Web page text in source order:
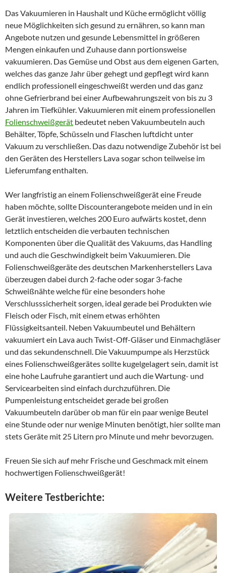
Das Vakuumieren in Haushalt und Küche ermöglicht völlig
neue Möglichkeiten sich gesund zu ernähren, so kann man
Angebote nutzen und gesunde Lebensmittel in größeren
Mengen einkaufen und Zuhause dann portionsweise
vakuumieren. Das Gemüse und Obst aus dem eigenen Garten,
welches das ganze Jahr über gehegt und gepflegt wird kann
endlich professionell eingeschweißt werden und das ganz
ohne Gefrierbrand bei einer Aufbewahrungszeit von bis zu 3
Jahren im Tiefkühler. Vakuumieren mit einem professionellen
Folienschweißgerät bedeutet neben Vakuumbeuteln auch
Behälter, Töpfe, Schüsseln und Flaschen luftdicht unter
Vakuum zu verschließen. Das dazu notwendige Zubehör ist bei
den Geräten des Herstellers Lava sogar schon teilweise im
Lieferumfang enthalten.
Wer langfristig an einem Folienschweißgerät eine Freude
haben möchte, sollte Discounterangebote meiden und in ein
Gerät investieren, welches 200 Euro aufwärts kostet, denn
letztlich entscheiden die verbauten technischen
Komponenten über die Qualität des Vakuums, das Handling
und auch die Geschwindigkeit beim Vakuumieren. Die
Folienschweißgeräte des deutschen Markenherstellers Lava
überzeugen dabei durch 2-fache oder sogar 3-fache
Schweißnähte welche für eine besonders hohe
Verschlusssicherheit sorgen, ideal gerade bei Produkten wie
Fleisch oder Fisch, mit einem etwas erhöhten
Flüssigkeitsanteil. Neben Vakuumbeutel und Behältern
vakuumiert ein Lava auch Twist-Off-Gläser und Einmachgläser
und das sekundenschnell. Die Vakuumpumpe als Herzstück
eines Folienschweißgerätes sollte kugelgelagert sein, damit ist
eine hohe Laufruhe garantiert und auch die Wartung- und
Servicearbeiten sind einfach durchzuführen. Die
Pumpenleistung entscheidet gerade bei großen
Vakuumbeuteln darüber ob man für ein paar wenige Beutel
eine Stunde oder nur wenige Minuten benötigt, hier sollte man
stets Geräte mit 25 Litern pro Minute und mehr bevorzugen.
Freuen Sie sich auf mehr Frische und Geschmack mit einem
hochwertigen Folienschweißgerät!
Weitere Testberichte: